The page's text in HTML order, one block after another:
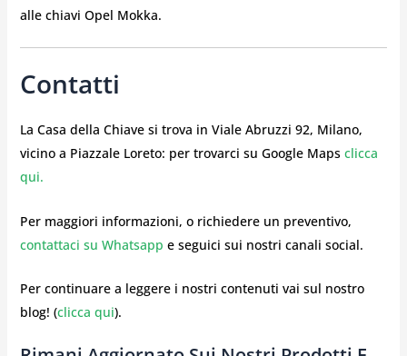
alle chiavi Opel Mokka.
Contatti
La Casa della Chiave si trova in Viale Abruzzi 92, Milano,
vicino a Piazzale Loreto: per trovarci su Google Maps clicca
qui.
Per maggiori informazioni, o richiedere un preventivo,
contattaci su Whatsapp e seguici sui nostri canali social.
Per continuare a leggere i nostri contenuti vai sul nostro
blog! (clicca qui).